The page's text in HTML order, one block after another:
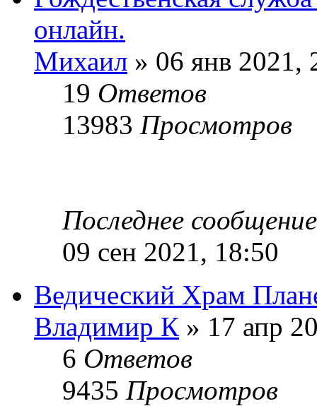
онлайн.
Михаил » 06 янв 2021,
19 Ответов
13983 Просмотров
Последнее
09 сен 2021, 18:50
Ведический Храм
Владимир К » 17 апр
6 Ответов
9435 Просмотров